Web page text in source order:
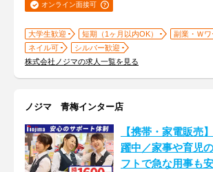
オンライン面接可
大学生歓迎 短期（1ヶ月以内OK）
副業・Ｗワ
ネイル可
シルバー歓迎
株式会社ノジマの求人一覧を見る
ノジマ 青梅インター店
【携帯・家電販売
躍中／家事や育児
フトで急な用事も